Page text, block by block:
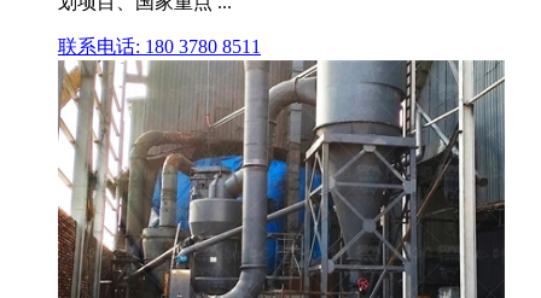
联系电话: 180 3780 8511